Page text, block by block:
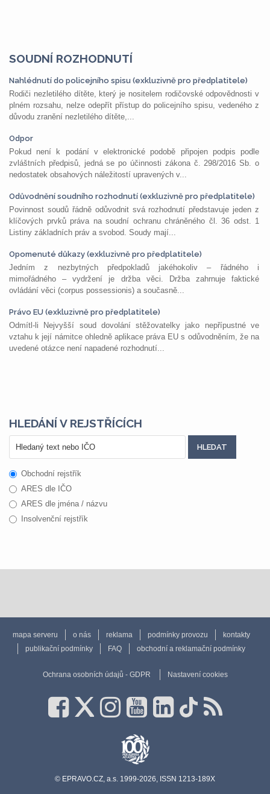
SOUDNÍ ROZHODNUTÍ
Nahlédnutí do policejního spisu (exkluzivně pro předplatitele)
Rodiči nezletilého dítěte, který je nositelem rodičovské odpovědnosti v
plném rozsahu, nelze odepřít přístup do policejního spisu, vedeného z
důvodu zranění nezletilého dítěte,...
Odpor
Pokud není k podání v elektronické podobě připojen podpis podle
zvláštních předpisů, jedná se po účinnosti zákona č. 298/2016 Sb. o
nedostatek obsahových náležitostí upravených v...
Odůvodnění soudního rozhodnutí (exkluzivně pro předplatitele)
Povinnost soudů řádně odůvodnit svá rozhodnutí představuje jeden z
klíčových prvků práva na soudní ochranu chráněného čl. 36 odst. 1
Listiny základních práv a svobod. Soudy mají...
Opomenuté důkazy (exkluzivně pro předplatitele)
Jedním z nezbytných předpokladů jakéhokoliv – řádného i
mimořádného – vydržení je držba věci. Držba zahrnuje faktické
ovládání věci (corpus possessionis) a současně...
Právo EU (exkluzivně pro předplatitele)
Odmítl-li Nejvyšší soud dovolání stěžovatelky jako nepřípustné ve
vztahu k její námitce ohledně aplikace práva EU s odůvodněním, že na
uvedené otázce není napadené rozhodnutí...
HLEDÁNÍ V REJSTŘÍCÍCH
Obchodní rejstřík
ARES dle IČO
ARES dle jména / názvu
Insolvenční rejstřík
mapa serveru o nás reklama podmínky provozu
kontakty
publikační podmínky
FAQ obchodní a reklamační podmínky
Ochrana osobních údajů - GDPR Nastavení cookies
© EPRAVO.CZ, a.s. 1999-2026, ISSN 1213-189X